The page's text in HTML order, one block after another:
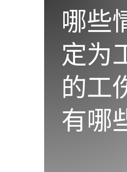
哪些
定为
的工
有哪